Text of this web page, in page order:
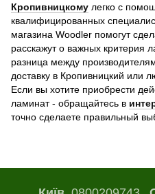
Кропивницкому легко с
квалифицированных
магазина Woodler помогут
расскажут о важных критерия
разница между
доставку в Кропивницкий или
Если вы хотите приобрести
ламинат - обращайтесь в
точно сделаете правильный